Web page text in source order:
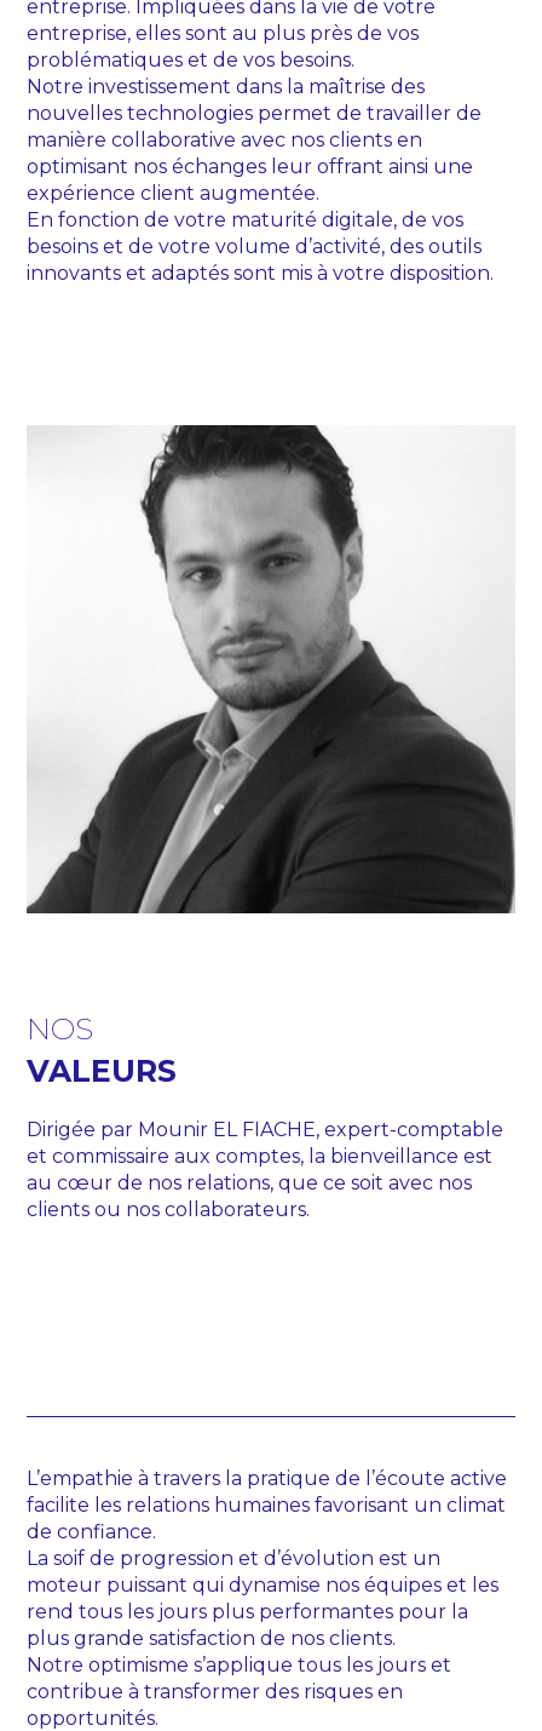
entreprise. Impliquées dans la vie de votre
entreprise, elles sont au plus près de vos
problématiques et de vos besoins.
Notre investissement dans la maîtrise des
nouvelles technologies permet de travailler de
manière collaborative avec nos clients en
optimisant nos échanges leur offrant ainsi une
expérience client augmentée.
En fonction de votre maturité digitale, de vos
besoins et de votre volume d’activité, des outils
innovants et adaptés sont mis à votre disposition.
NOS
VALEURS
Dirigée par Mounir EL FIACHE, expert-comptable
et commissaire aux comptes, la bienveillance est
au cœur de nos relations, que ce soit avec nos
clients ou nos collaborateurs.
L’empathie à travers la pratique de l’écoute active
facilite les relations humaines favorisant un climat
de confiance.
La soif de progression et d’évolution est un
moteur puissant qui dynamise nos équipes et les
rend tous les jours plus performantes pour la
plus grande satisfaction de nos clients.
Notre optimisme s’applique tous les jours et
contribue à transformer des risques en
opportunités.